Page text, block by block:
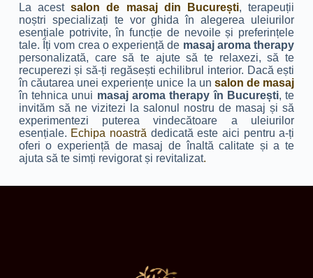
La acestsalon de masaj din București, terapeuții
noștri specializați te vor ghida în alegerea uleiurilor
esențiale potrivite, în funcție de nevoile și preferințele
tale. Îți vom crea o experiență de masaj aroma therapy
personalizată, care să te ajute să te relaxezi, să te
recuperezi și să-ți regăsești echilibrul interior. Dacă ești
în căutarea unei experiențe unice la un salon de masaj
în tehnica unui masaj aroma therapy în București, te
invităm să ne vizitezi la salonul nostru de masaj și să
experimentezi puterea vindecătoare a uleiurilor
esențiale. Echipa noastră dedicată este aici pentru a-ți
oferi o experiență de masaj de înaltă calitate și a te
ajuta să te simți revigorat și revitalizat.